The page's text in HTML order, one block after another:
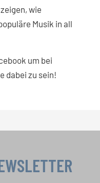
wie
Musik in all
um bei
dabei zu sein!